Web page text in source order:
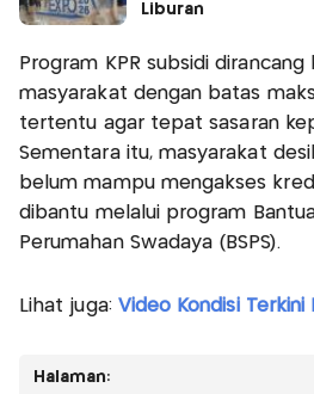
Liburan
Program KPR subsidi dirancang
masyarakat dengan batas
tertentu agar tepat sasaran
Sementara itu, masyarakat
belum mampu mengakses
dibantu melalui program
Perumahan Swadaya (BSPS).
Lihat juga: Video Kondisi Terkini
Halaman: